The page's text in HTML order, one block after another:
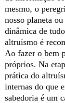
mesmo, o
nosso planeta
dinâmica de
altruísmo é
Ao fazer o bem
próprios. Na
prática do
internas do que
sabedoria é um